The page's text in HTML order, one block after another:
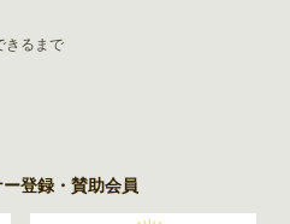
きるまで
登録・賛助会員